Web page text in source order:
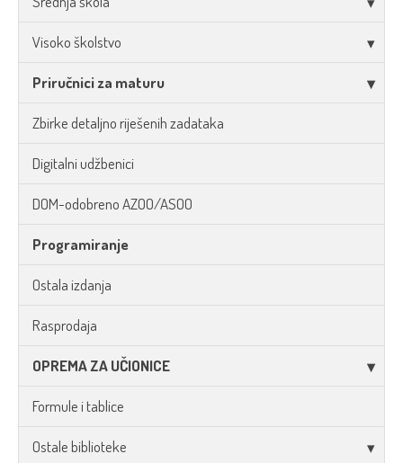
Visoko školstvo
Priručnici za maturu
Zbirke detaljno riješenih zadataka
Digitalni udžbenici
DOM-odobreno AZOO/ASOO
Programiranje
Ostala izdanja
Rasprodaja
OPREMA ZA UČIONICE
Formule i tablice
Ostale biblioteke